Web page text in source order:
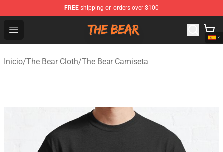
FREE shipping on orders over $100
Open menu
The Bear Shop - Official The Bear Merchandise Store
Inicio/The Bear Cloth/The Bear Camiseta